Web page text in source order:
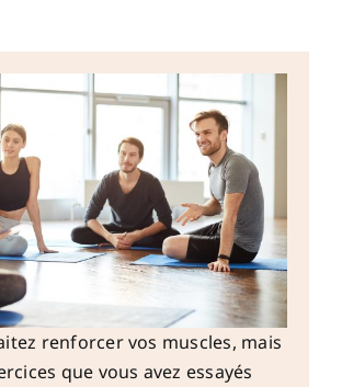
renforcer vos muscles, mais
que vous avez essayés